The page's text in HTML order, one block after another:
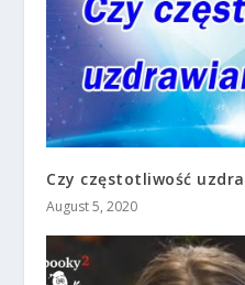
Czy częstotliwość
August 5, 2020